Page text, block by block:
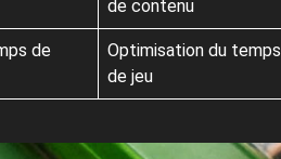
de contenu
de
Optimisation du temps
de jeu